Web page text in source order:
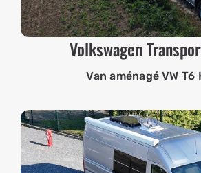
Volkswagen
Van aménagé VW T6